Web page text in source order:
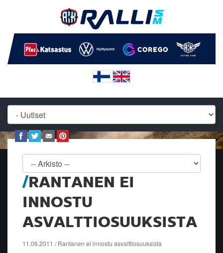
RANTANEN EI
INNOSTU
ASVALTTIOSUUKSISTA
11.06.2011 / Rantanen ei innostu asvalttiosuuksista